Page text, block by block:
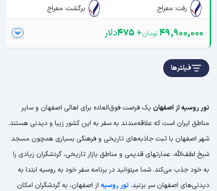
رفت: معراج
برگشت: معراج
49,900,000
+
475دلار
فیلترها
تور روسیه از اصفهان یک فرصت فوق‌العاده برای اهالی اصفهان و سایر
مناطق ایران است که علاقه‌مندند به سفر به این کشور زیبا و دیدنی هستند.
شهر اصفهان با ثبت جاذبه‌های تاریخی و فرهنگی بسیاری همچون مسجد
شیخ لطف‌الله، عمارتهای قدیمی و مناطق بازار تاریخی، گردشگران زیادی را
به خود جذب می‌کند. شما میتوانید در برنامه سفر خود به روسیه ابتدا به
دیدنی‌های اصفهان سر بزنید. تور روسیه از اصفهان، به گردشگران امکان